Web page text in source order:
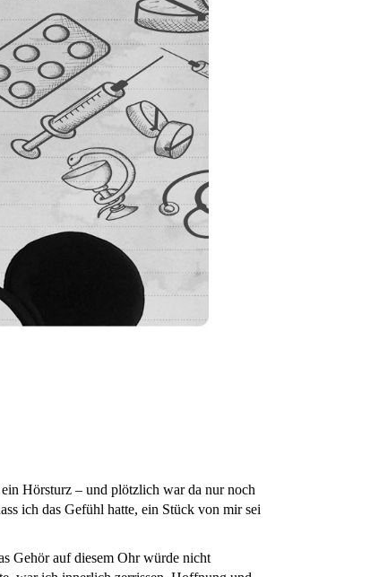
Hörsturz – und plötzlich war da nur noch
ich das Gefühl hatte, ein Stück von mir sei
Gehör auf diesem Ohr würde nicht